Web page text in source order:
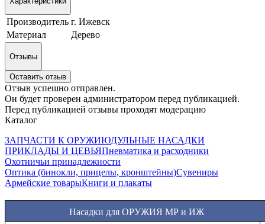
Производитель г. Ижевск
Материал
Дерево
Отзывы
Оставить отзыв
Отзыв успешно отправлен.
Он будет проверен администратором перед публикацией.
Перед публикацией отзывы проходят модерацию
Каталог
ЗАПЧАСТИ К ОРУЖИЮДУЛЬНЫЕ НАСАДКИ
ПРИКЛАДЫ И ЦЕВЬЯПневматика и расходники
Охотничьи принадлежности
Оптика (бинокли, прицелы, кронштейны)Сувениры
Армейские товарыКниги и плакаты
Насадки для ОРУЖИЯ МР и ИЖ